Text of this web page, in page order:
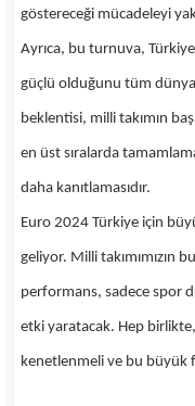
göstereceği mücadeleyi
Ayrıca, bu turnuva,
güçlü olduğunu tüm
beklentisi, milli takımın
en üst sıralarda
daha kanıtlamasıdır.
Euro 2024 Türkiye için
geliyor. Milli takımımızın
performans, sadece spor
etki yaratacak. Hep birlikte,
kenetlenmeli ve bu büyük